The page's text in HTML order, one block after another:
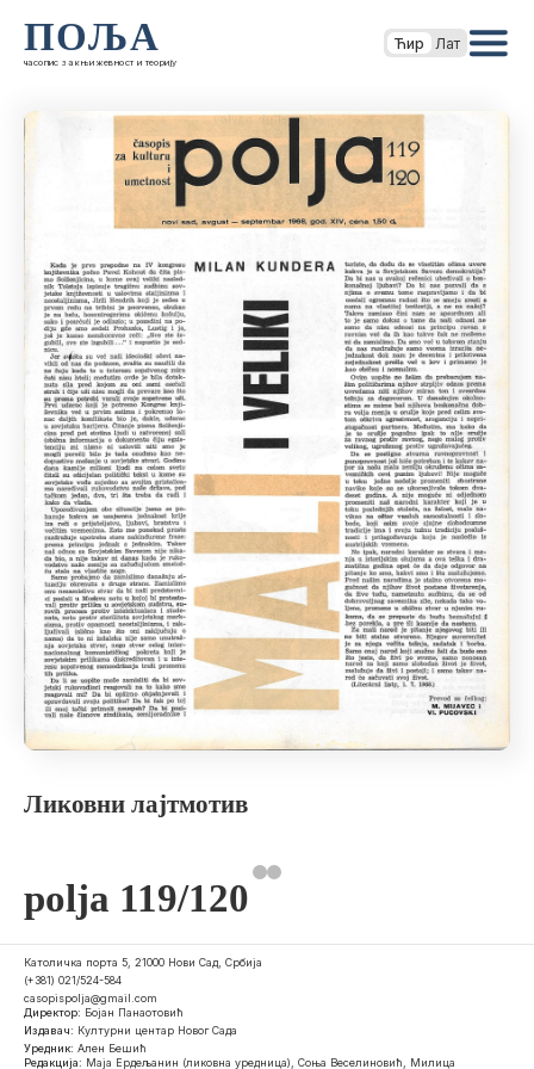
ПОЉА
часопис за књижевност и теорију
Ћир Лат
Ликовни лајтмотив
polja 119/120
Католичка порта 5, 21000 Нови Сад, Србија
(+381) 021/524-584
casopispolja@gmail.com
Директор: Бојан Панаотовић
Издавач: Културни центар Новог Сада
Уредник: Ален Бешић
Редакција: Маја Ердељанин (ликовна уредница), Соња Веселиновић, Милица